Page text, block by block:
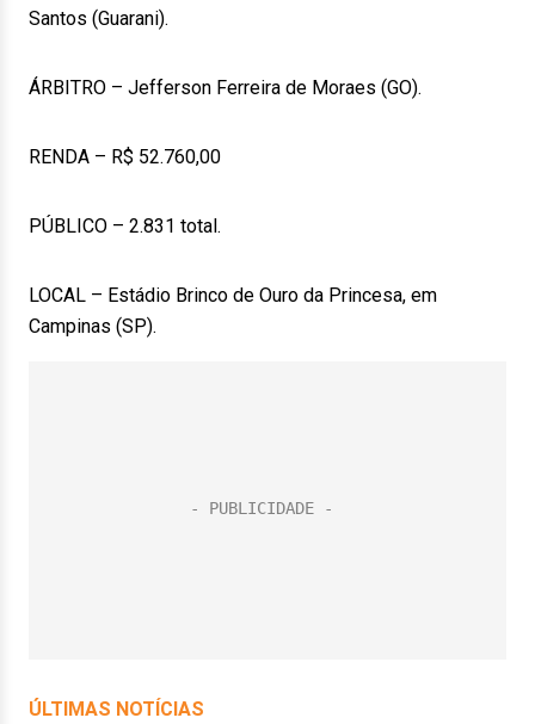
Santos (Guarani).
ÁRBITRO – Jefferson Ferreira de Moraes (GO).
RENDA – R$ 52.760,00
PÚBLICO – 2.831 total.
LOCAL – Estádio Brinco de Ouro da Princesa, em
Campinas (SP).